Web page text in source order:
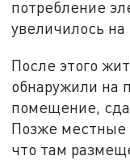
потребление
увеличилось на
После этого
обнаружили на
помещение,
Позже местные
что там